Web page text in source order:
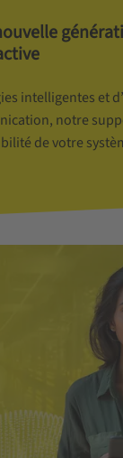
intelligentes et
notre
de votre